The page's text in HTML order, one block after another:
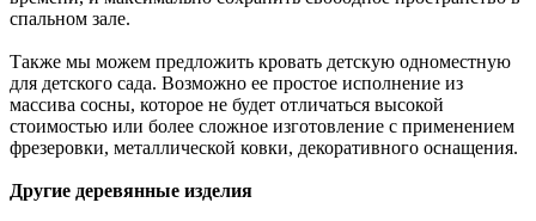
спальном зале.
Также мы можем предложить кровать детскую одноместную
для детского сада. Возможно ее простое исполнение из
массива сосны, которое не будет отличаться высокой
стоимостью или более сложное изготовление с применением
фрезеровки, металлической ковки, декоративного оснащения.
Другие деревянные изделия